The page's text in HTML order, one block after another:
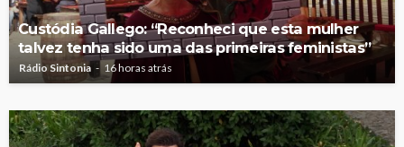
Custódia Gallego: “Reconheci que esta mulher
talvez tenha sido uma das primeiras feministas”
Rádio Sintonia 16 horas atrás